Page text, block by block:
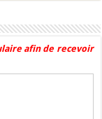
afin de recevoir